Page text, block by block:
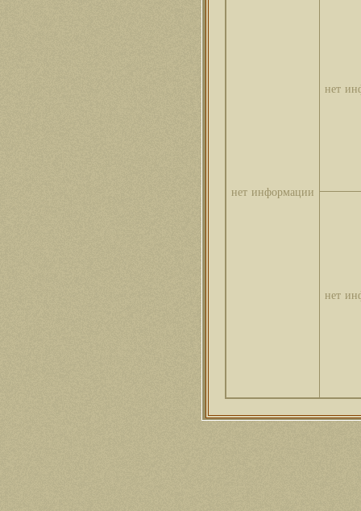
нет информации
нет
нет